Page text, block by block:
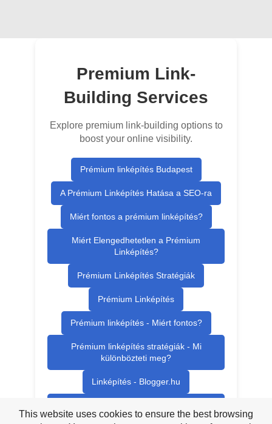
Premium Link-
Building Services
Explore premium link-building options to
boost your online visibility.
Prémium linképítés Budapest
A Prémium Linképítés Hatása a SEO-ra
Miért fontos a prémium linképítés?
Miért Elengedhetetlen a Prémium
Linképítés?
Prémium Linképítés Stratégiák
Prémium Linképítés
Prémium linképítés - Miért fontos?
Prémium linképítés stratégiák - Mi
különbözteti meg?
Linképítés - Blogger.hu
keresőoptimalizálás
This website uses cookies to ensure the best browsing